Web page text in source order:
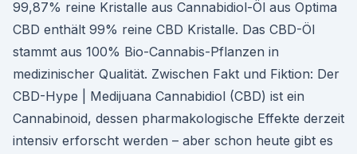
99,87% reine Kristalle aus Cannabidiol-Öl aus Optima
CBD enthält 99% reine CBD Kristalle. Das CBD-Öl
stammt aus 100% Bio-Cannabis-Pflanzen in
medizinischer Qualität. Zwischen Fakt und Fiktion: Der
CBD-Hype | Medijuana Cannabidiol (CBD) ist ein
Cannabinoid, dessen pharmakologische Effekte derzeit
intensiv erforscht werden – aber schon heute gibt es